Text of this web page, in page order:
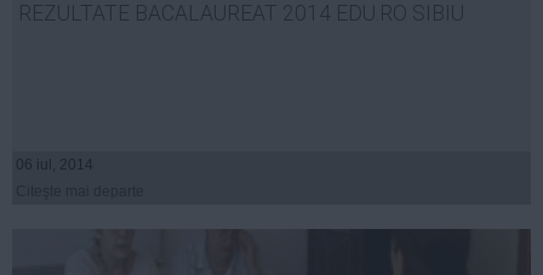
REZULTATE BACALAUREAT 2014 EDU.RO SIBIU
06 iul, 2014